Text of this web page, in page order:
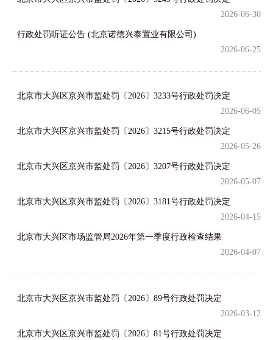
2026-06-30
行政处罚听证公告 (北京诺德兴泰置业有限公司)
2026-06-25
北京市大兴区京兴市监处罚〔2026〕3233号行政处罚决定
2026-06-05
北京市大兴区京兴市监处罚〔2026〕3215号行政处罚决定
2026-05-26
北京市大兴区京兴市监处罚〔2026〕3207号行政处罚决定
2026-05-07
北京市大兴区京兴市监处罚〔2026〕3181号行政处罚决定
2026-04-15
北京市大兴区市场监管局2026年第一季度行政检查结果
2026-04-07
北京市大兴区京兴市监处罚〔2026〕89号行政处罚决定
2026-03-12
北京市大兴区京兴市监处罚〔2026〕81号行政处罚决定